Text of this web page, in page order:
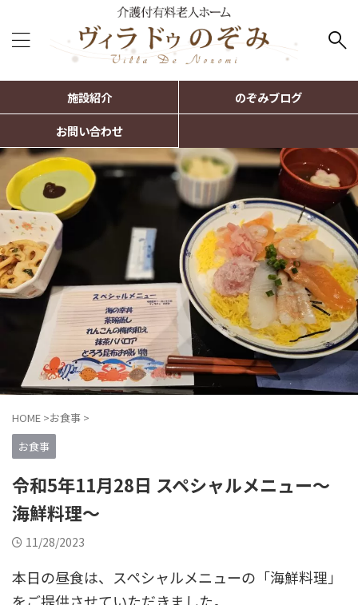
施設紹介
のぞみブログ
お問い合わせ
HOME >お食事 >
お食事
令和5年11月28日 スペシャルメニュー〜
海鮮料理〜
11/28/2023
本日の昼食は、スペシャルメニューの「海鮮料理」